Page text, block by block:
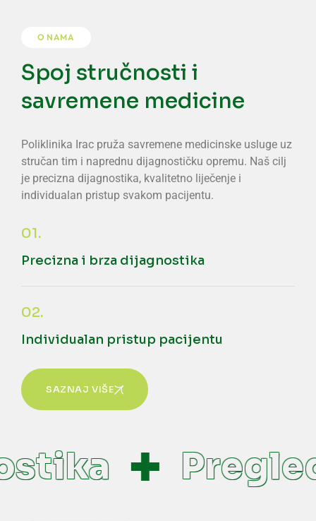
O NAMA
Spoj stručnosti i
savremene medicine
Poliklinika Irac pruža savremene medicinske usluge uz
stručan tim i naprednu dijagnostičku opremu. Naš cilj
je precizna dijagnostika, kvalitetno liječenje i
individualan pristup svakom pacijentu.
01.
Precizna i brza dijagnostika
02.
Individualan pristup pacijentu
SAZNAJ VIŠE